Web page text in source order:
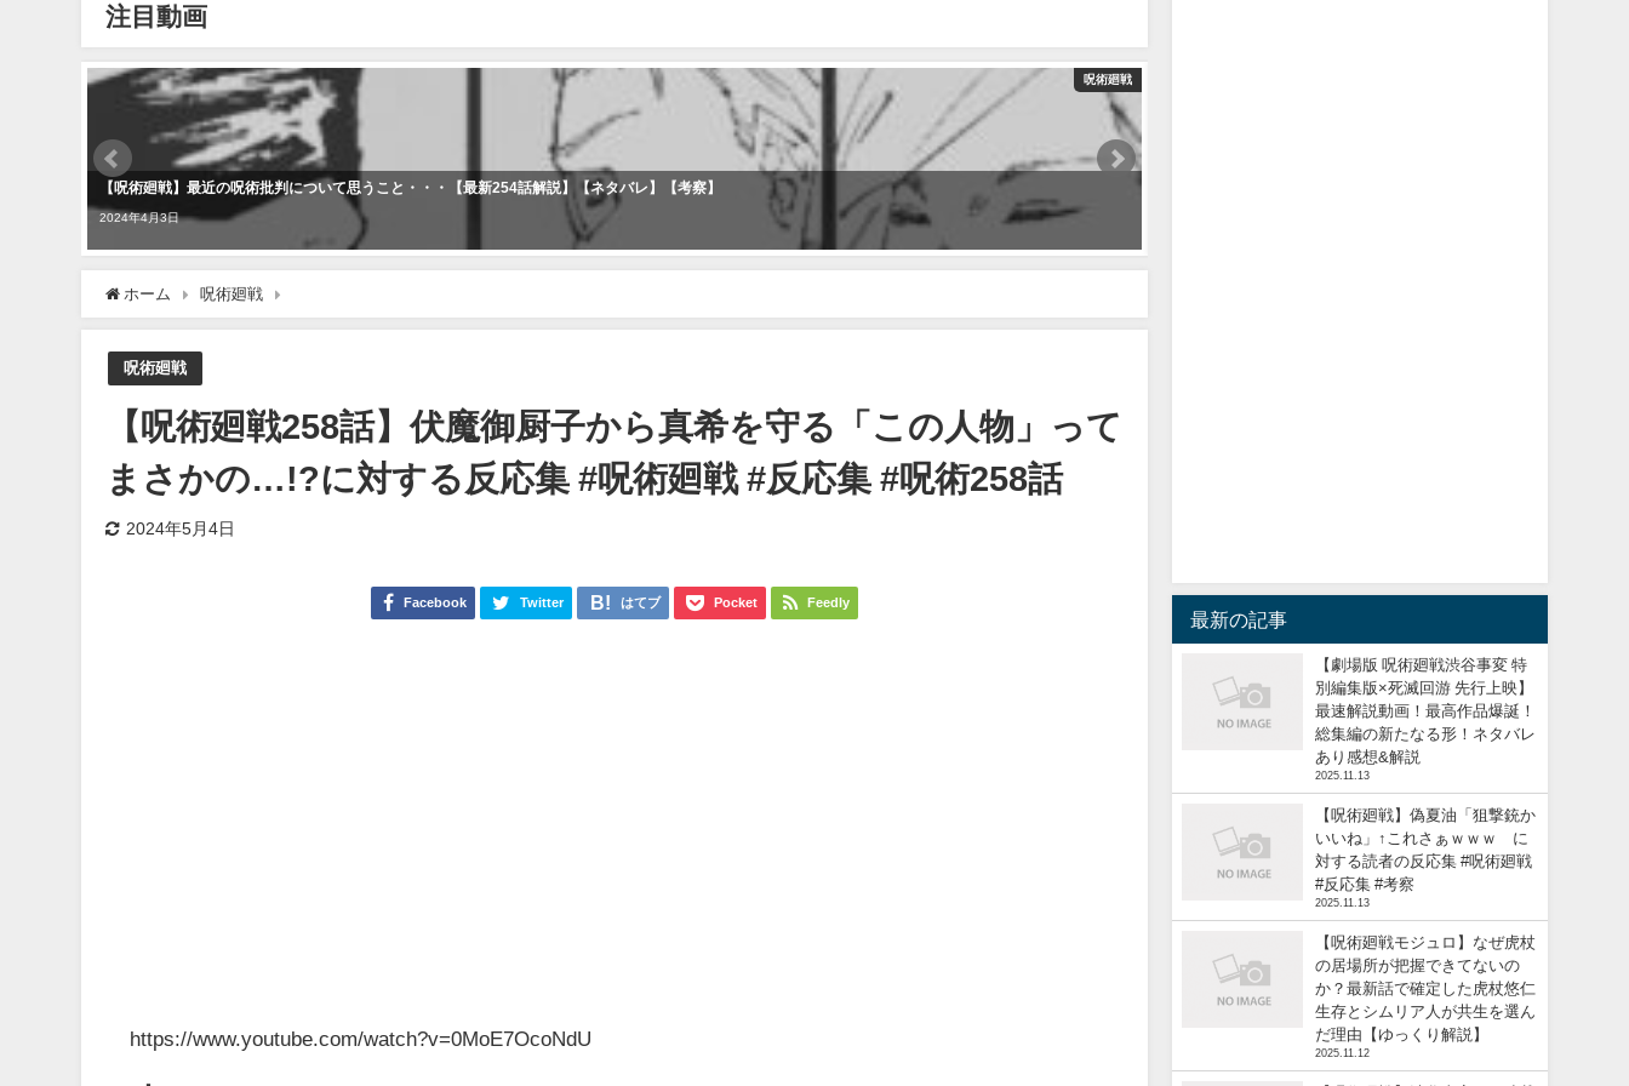
注目動画
呪術廻戦
【呪術廻戦】最近の呪術批判について思うこと・・・【最新254話解説】【ネタバレ】【考察】
2024年4月3日
ホーム 呪術廻戦
呪術廻戦
【呪術廻戦258話】伏魔御厨子から真希を守る「この人物」って
まさかの…!?に対する反応集 #呪術廻戦 #反応集 #呪術258話
2024年5月4日
Facebook Twitter はてブ Pocket Feedly
https://www.youtube.com/watch?v=0MoE7OcoNdU
最新の記事
【劇場版 呪術廻戦渋谷事変 特
別編集版×死滅回游 先行上映】
最速解説動画！最高作品爆誕！
総集編の新たなる形！ネタバレ
あり感想&解説
2025.11.13
【呪術廻戦】偽夏油「狙撃銃か
いいね」↑これさぁｗｗｗ に
対する読者の反応集 #呪術廻戦
#反応集 #考察
2025.11.13
【呪術廻戦モジュロ】なぜ虎杖
の居場所が把握できてないの
か？最新話で確定した虎杖悠仁
生存とシムリア人が共生を選ん
だ理由【ゆっくり解説】
2025.11.12